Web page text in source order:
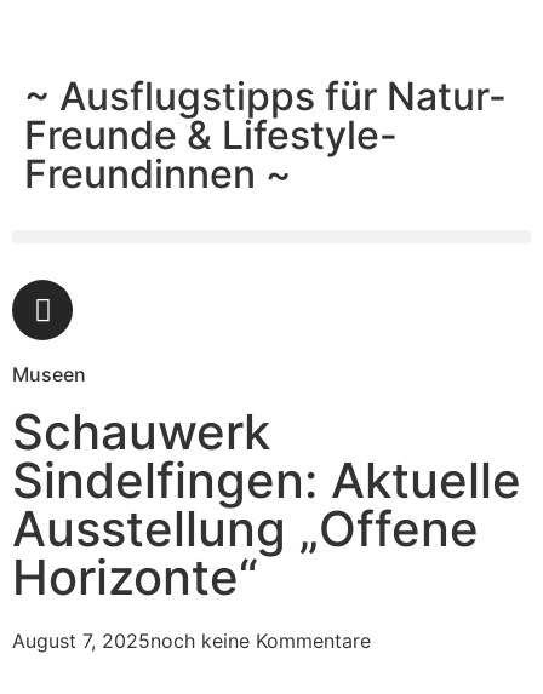
~ Ausflugstipps für Natur-
Freunde & Lifestyle-
Freundinnen ~
Museen
Schauwerk
Sindelfingen: Aktuelle
Ausstellung „Offene
Horizonte“
August 7, 2025noch keine Kommentare